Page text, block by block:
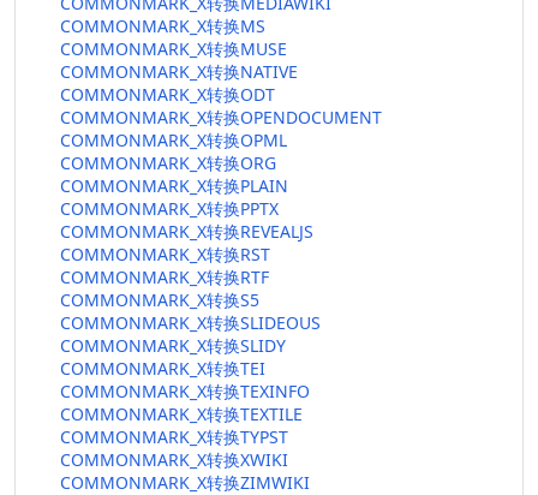
COMMONMARK_X转换MS
COMMONMARK_X转换MUSE
COMMONMARK_X转换NATIVE
COMMONMARK_X转换ODT
COMMONMARK_X转换OPENDOCUMENT
COMMONMARK_X转换OPML
COMMONMARK_X转换ORG
COMMONMARK_X转换PLAIN
COMMONMARK_X转换PPTX
COMMONMARK_X转换REVEALJS
COMMONMARK_X转换RST
COMMONMARK_X转换RTF
COMMONMARK_X转换S5
COMMONMARK_X转换SLIDEOUS
COMMONMARK_X转换SLIDY
COMMONMARK_X转换TEI
COMMONMARK_X转换TEXINFO
COMMONMARK_X转换TEXTILE
COMMONMARK_X转换TYPST
COMMONMARK_X转换XWIKI
COMMONMARK_X转换ZIMWIKI